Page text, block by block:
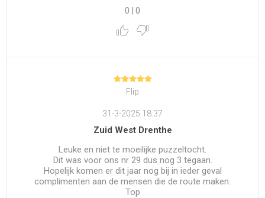
0
0
Flip
31-3-2025 18:37
Zuid West Drenthe
Leuke en niet te moeilijke puzzeltocht.
Dit was voor ons nr 29 dus nog 3 tegaan.
Hopelijk komen er dit jaar nog bij in ieder geval
complimenten aan de mensen die de route maken.
Top